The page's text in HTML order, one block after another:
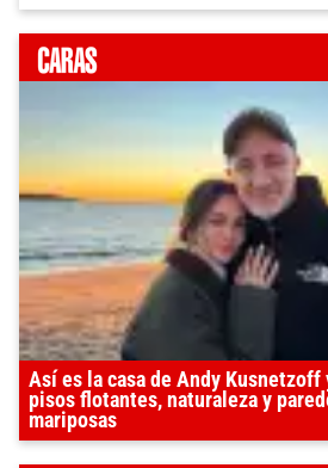
Así es la casa de Andy Kusnetzoff
pisos flotantes, naturaleza y
mariposas